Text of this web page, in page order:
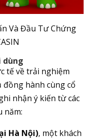
Và Đầu Tư Chứng
dùng
tế về trải nghiệm
đồng hành cùng cổ
nhận ý kiến từ các
năm:
Hà Nội), một khách